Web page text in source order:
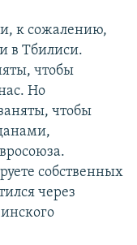
к сожалению,
в Тбилиси.
чтобы
Но
чтобы
собственных
через